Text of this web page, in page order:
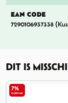
EAN CODE
7290106937338
DIT IS
7%
KORTING